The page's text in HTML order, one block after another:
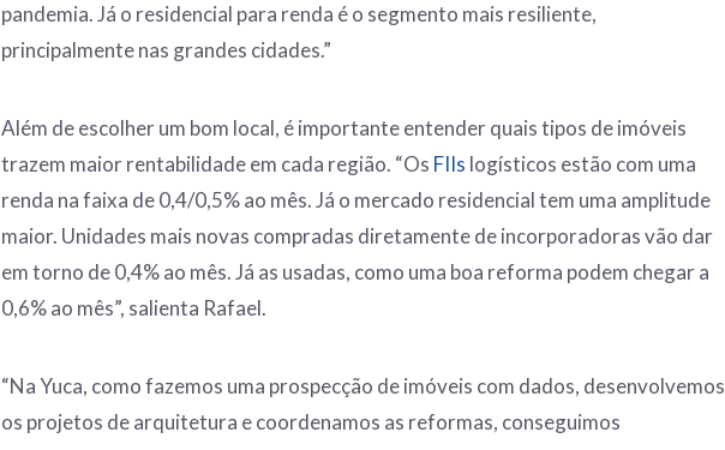
pandemia. Já o residencial para renda é o segmento mais resiliente,
principalmente nas grandes cidades.”
Além de escolher um bom local, é importante entender quais tipos de imóveis
trazem maior rentabilidade em cada região. “Os FIIs logísticos estão com uma
renda na faixa de 0,4/0,5% ao mês. Já o mercado residencial tem uma amplitude
maior. Unidades mais novas compradas diretamente de incorporadoras vão dar
em torno de 0,4% ao mês. Já as usadas, como uma boa reforma podem chegar a
0,6% ao mês”, salienta Rafael.
“Na Yuca, como fazemos uma prospecção de imóveis com dados, desenvolvemos
os projetos de arquitetura e coordenamos as reformas, conseguimos